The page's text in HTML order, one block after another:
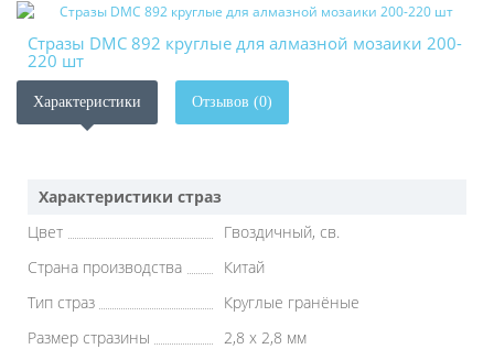
Стразы DMC 892 круглые для алмазной мозаики 200-
220 шт
Характеристики Отзывов (0)
Характеристики страз
Цвет
Гвоздичный, св.
Страна производства
Китай
Тип страз
Круглые гранёные
Размер стразины
2,8 х 2,8 мм